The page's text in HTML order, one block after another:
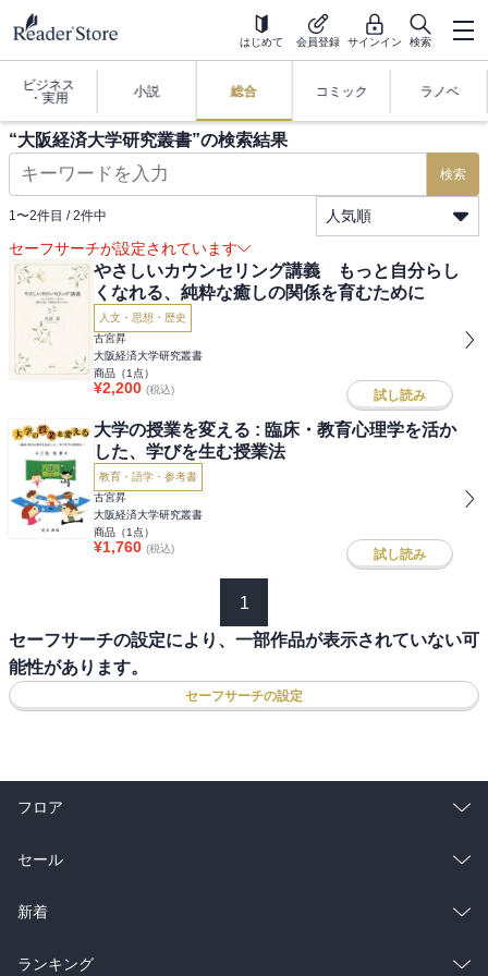
はじめて 会員登録 サインイン 検索
ビジネス
・実用
小説 総合 コミック ラノベ
“大阪経済大学研究叢書”の検索結果
検索
1〜2件目 / 2件中
人気順
セーフサーチが設定されています
やさしいカウンセリング講義 もっと自分らし
くなれる、純粋な癒しの関係を育むために
人文・思想・歴史
古宮昇
大阪経済大学研究叢書
商品（1 点）
¥2,200 (税込) 試し読み
大学の授業を変える : 臨床・教育心理学を活か
した、学びを生む授業法
教育・語学・参考書
古宮昇
大阪経済大学研究叢書
商品（1 点）
¥1,760 (税込) 試し読み
1
セーフサーチの設定により、一部作品が表示されていない可
能性があります。
セーフサーチの設定
フロア
総合
ラノベ
雑誌・グラビア
セール
総合
ラノベ
新着
総合
ランキング